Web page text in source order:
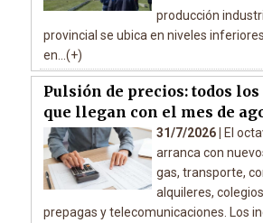
producción
provincial se ubica en niveles
en...(+)
Pulsión de precios: todos
que llegan con el mes de
31/7/2026 |
El
arranca con
gas, transporte,
alquileres,
prepagas y telecomunicaciones. Los